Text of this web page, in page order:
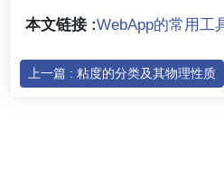
本文链接 :WebApp的常用工
上一篇 : 粘度的分类及其物理性质